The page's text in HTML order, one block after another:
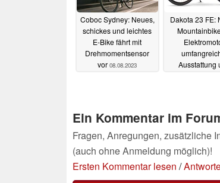
Coboc Sydney: Neues,
schickes und leichtes
E-Bike fährt mit
Drehmomentsensor
vor 08.08.2023
Dakota 23 FE:
Ausstattung
Ein Kommentar im
Fragen, Anregungen, zusätzliche
(auch ohne Anmeldung möglich)!
Ersten Kommentar lesen /